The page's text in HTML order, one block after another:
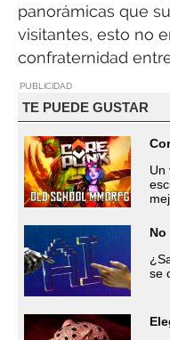
panorámicas que
visitantes, esto no
confraternidad
PUBLICIDAD
TE PUEDE GUSTAR
Un
se